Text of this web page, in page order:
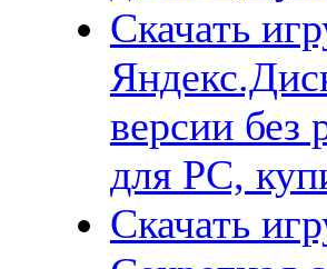
Скачать
версии без
для PC,
Скачать